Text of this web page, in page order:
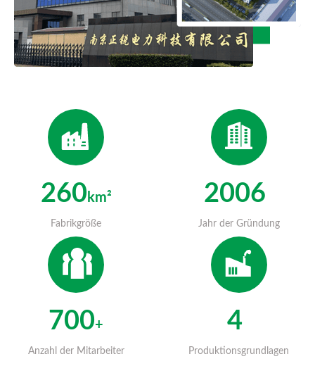
260 Km²
Fabrikgröße
2006
Jahr der Gründung
700+
Anzahl der Mitarbeiter
4
Produktionsgrundlagen